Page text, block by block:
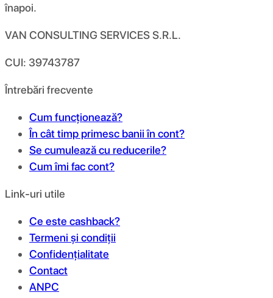
înapoi.
VAN CONSULTING SERVICES S.R.L.
CUI: 39743787
Întrebări frecvente
Cum funcționează?
În cât timp primesc banii în cont?
Se cumulează cu reducerile?
Cum îmi fac cont?
Link-uri utile
Ce este cashback?
Termeni și condiții
Confidențialitate
Contact
ANPC